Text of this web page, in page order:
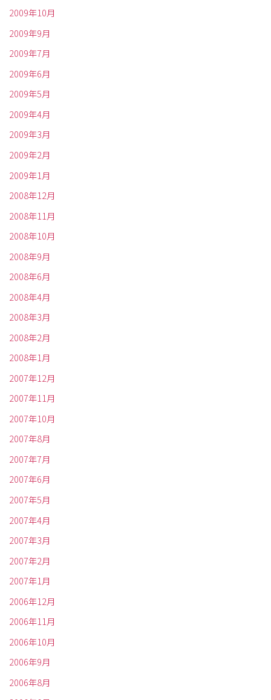
2009年10月
2009年9月
2009年7月
2009年6月
2009年5月
2009年4月
2009年3月
2009年2月
2009年1月
2008年12月
2008年11月
2008年10月
2008年9月
2008年6月
2008年4月
2008年3月
2008年2月
2008年1月
2007年12月
2007年11月
2007年10月
2007年8月
2007年7月
2007年6月
2007年5月
2007年4月
2007年3月
2007年2月
2007年1月
2006年12月
2006年11月
2006年10月
2006年9月
2006年8月